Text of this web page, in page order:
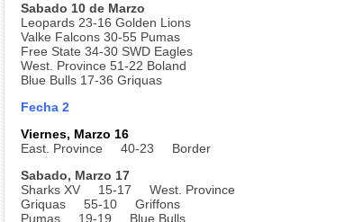
Sabado 10 de Marzo
Leopards 23-16 Golden Lions
Valke Falcons 30-55 Pumas
Free State 34-30 SWD Eagles
West. Province 51-22 Boland
Blue Bulls 17-36 Griquas
Fecha 2
Viernes, Marzo 16
East. Province 40-23 Border
Sabado, Marzo 17
Sharks XV 15-17 West. Province
Griquas 55-10 Griffons
Pumas 19-19 Blue Bulls